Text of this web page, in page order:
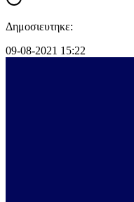
Δημοσιευτηκε:
09-08-2021 15:22